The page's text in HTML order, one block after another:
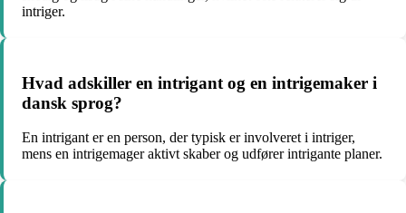
intriger.
Hvad adskiller en intrigant og en intrigemaker i
dansk sprog?
En intrigant er en person, der typisk er involveret i intriger,
mens en intrigemager aktivt skaber og udfører intrigante planer.